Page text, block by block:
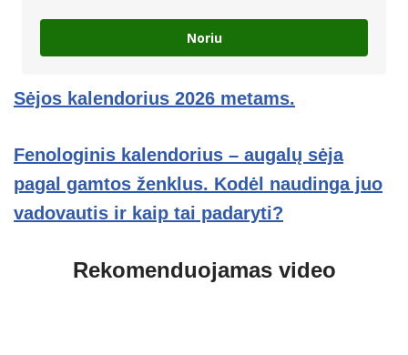
Noriu
Sėjos kalendorius 2026 metams.
Fenologinis kalendorius – augalų sėja
pagal gamtos ženklus. Kodėl naudinga juo
vadovautis ir kaip tai padaryti?
Rekomenduojamas video